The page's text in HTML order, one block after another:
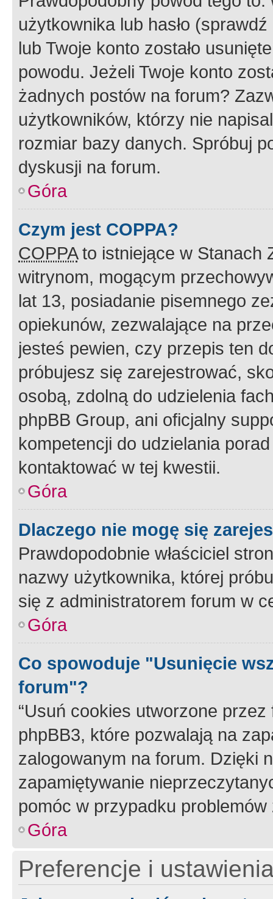
użytkownika lub hasło
lub Twoje konto zostało
powodu. Jeżeli Twoje konto
żadnych postów na forum?
użytkowników, którzy nie
rozmiar bazy danych. Spróbuj
dyskusji na forum.
Góra
Czym jest COPPA?
COPPAto istniejące w Stanach
witrynom, mogącym
lat 13, posiadanie pisemnego
opiekunów, zezwalające na
jesteś pewien, czy przepis ten
próbujesz się zarejestrować,
osobą, zdolną do udzielenia
phpBB Group, ani oficjalny
kompetencji do udzielania
kontaktować w tej kwestii.
Góra
Dlaczego nie mogę się
Prawdopodobnie właściciel
nazwy użytkownika, której
się z administratorem forum w
Góra
Co spowoduje "Usunięcie
forum"?
“Usuń cookies utworzone
phpBB3, które pozwalają na
zalogowanym na forum. Dzięki
zapamiętywanie
pomóc w przypadku
Góra
Preferencje i